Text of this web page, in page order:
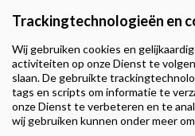
Trackingtechnologieën en
Wij gebruiken cookies en
activiteiten op onze Dienst te
slaan. De gebruikte
tags en scripts om informatie te
onze Dienst te verbeteren en te
wij gebruiken kunnen onder meer